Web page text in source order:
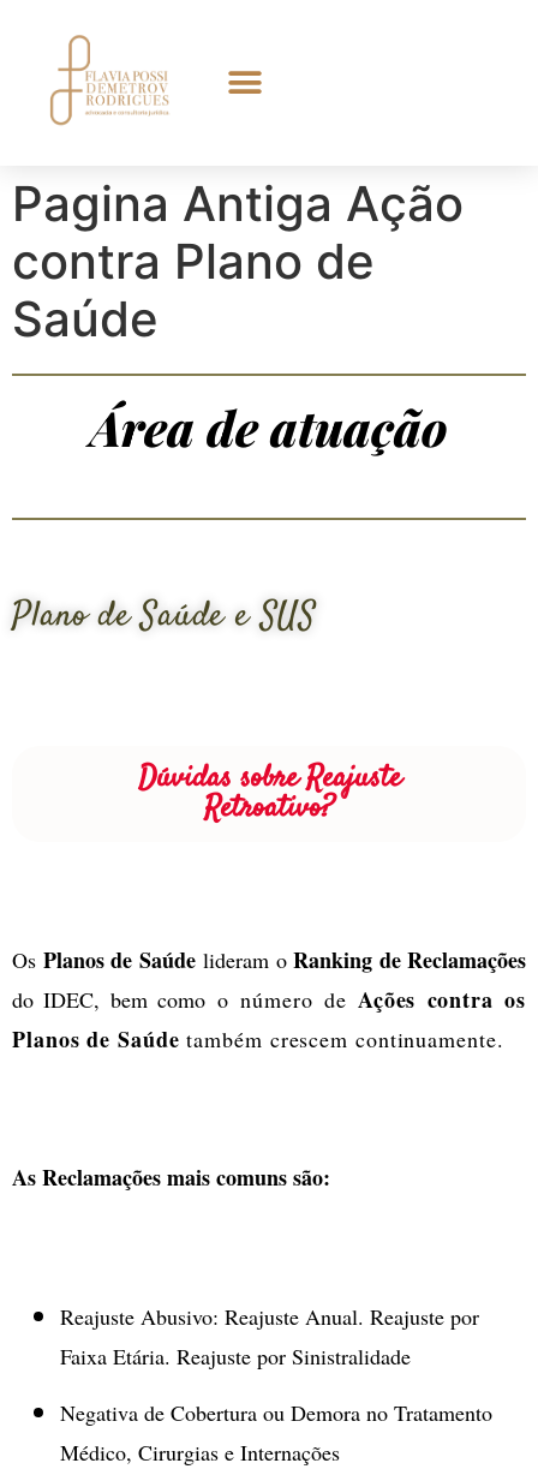
Pagina Antiga Ação
contra Plano de
Saúde
Área de atuação
Plano de Saúde e SUS
Dúvidas sobre Reajuste
Retroativo?
Os Planos de Saúde lideram o Ranking de Reclamações
do IDEC, bem comoo número de Ações contra os
Planos de Saúde também crescem continuamente.
As Reclamações mais comuns são:
Reajuste Abusivo: Reajuste Anual. Reajuste por
Faixa Etária. Reajuste por Sinistralidade
Negativa de Cobertura ou Demora no Tratamento
Médico, Cirurgias e Internações